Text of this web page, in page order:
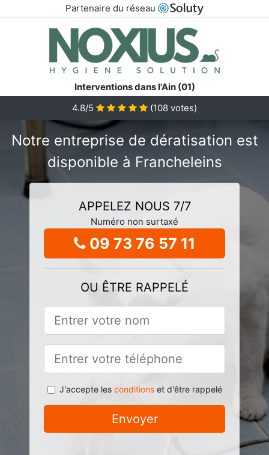
Partenaire du réseau
Interventions dans l'Ain (01)
4.8/5
(108 votes)
Notre entreprise de dératisation est
disponible à Francheleins
APPELEZ NOUS 7/7
Numéro non surtaxé
09 73 76 57 11
OU ÊTRE RAPPELÉ
J'accepte les conditionset d'être rappelé
Envoyer